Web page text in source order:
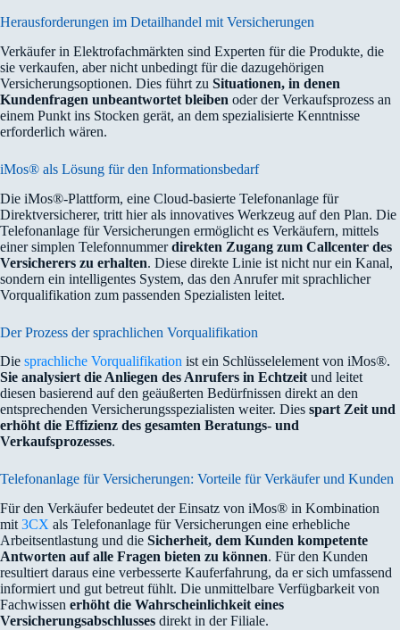
Herausforderungen im Detailhandel mit Versicherungen
Verkäufer in Elektrofachmärkten sind Experten für die Produkte, die
sie verkaufen, aber nicht unbedingt für die dazugehörigen
Versicherungsoptionen. Dies führt zu Situationen, in denen
Kundenfragen unbeantwortet bleiben oder der Verkaufsprozess an
einem Punkt ins Stocken gerät, an dem spezialisierte Kenntnisse
erforderlich wären.
iMos® als Lösung für den Informationsbedarf
Die iMos®-Plattform, eine Cloud-basierte Telefonanlage für
Direktversicherer, tritt hier als innovatives Werkzeug auf den Plan. Die
Telefonanlage für Versicherungen ermöglicht es Verkäufern, mittels
einer simplen Telefonnummerdirekten Zugang zum Callcenter des
Versicherers zu erhalten. Diese direkte Linie ist nicht nur ein Kanal,
sondern ein intelligentes System, das den Anrufer mit sprachlicher
Vorqualifikation zum passenden Spezialisten leitet.
Der Prozess der sprachlichen Vorqualifikation
Die sprachliche Vorqualifikation ist ein Schlüsselelement von iMos®.
Sie analysiert die Anliegen des Anrufers in Echtzeit und leitet
diesen basierend auf den geäußerten Bedürfnissen direkt an den
entsprechenden Versicherungsspezialisten weiter. Dies spart Zeit und
erhöht die Effizienz des gesamten Beratungs- und
Verkaufsprozesses.
Telefonanlage für Versicherungen: Vorteile für Verkäufer und Kunden
Für den Verkäufer bedeutet der Einsatz von iMos® in Kombination
mit 3CX als Telefonanlage für Versicherungen eine erhebliche
Arbeitsentlastung und die Sicherheit, dem Kunden kompetente
Antworten auf alle Fragen bieten zu können. Für den Kunden
resultiert daraus eine verbesserte Kauferfahrung, da er sich umfassend
informiert und gut betreut fühlt. Die unmittelbare Verfügbarkeit von
Fachwissen erhöht die Wahrscheinlichkeit eines
Versicherungsabschlusses direkt in der Filiale.